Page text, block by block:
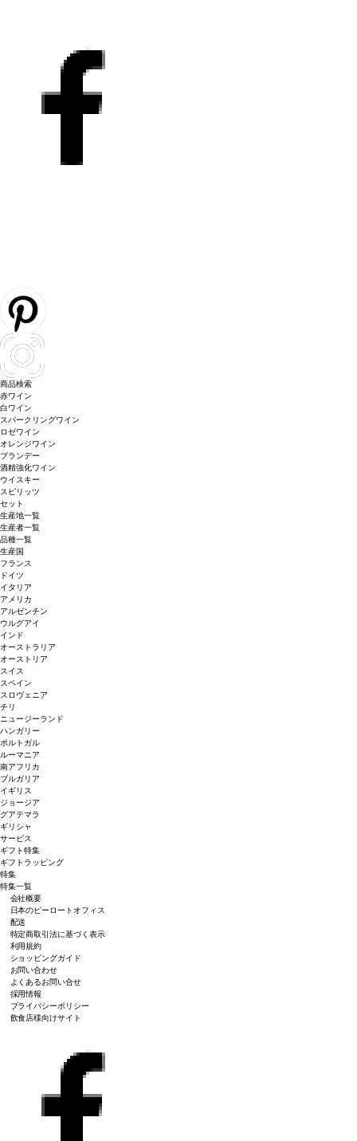
商品検索
赤ワイン
白ワイン
スパークリングワイン
ロゼワイン
オレンジワイン
ブランデー
酒精強化ワイン
ウイスキー
スピリッツ
セット
生産地一覧
生産者一覧
品種一覧
生産国
フランス
ドイツ
イタリア
アメリカ
アルゼンチン
ウルグアイ
インド
オーストラリア
オーストリア
スイス
スペイン
スロヴェニア
チリ
ニュージーランド
ハンガリー
ポルトガル
ルーマニア
南アフリカ
ブルガリア
イギリス
ジョージア
グアテマラ
ギリシャ
サービス
ギフト特集
ギフトラッピング
特集
特集一覧
会社概要
日本のピーロートオフィス
配送
特定商取引法に基づく表示
利用規約
ショッピングガイド
お問い合わせ
よくあるお問い合せ
採用情報
プライバシーポリシー
飲食店様向けサイト